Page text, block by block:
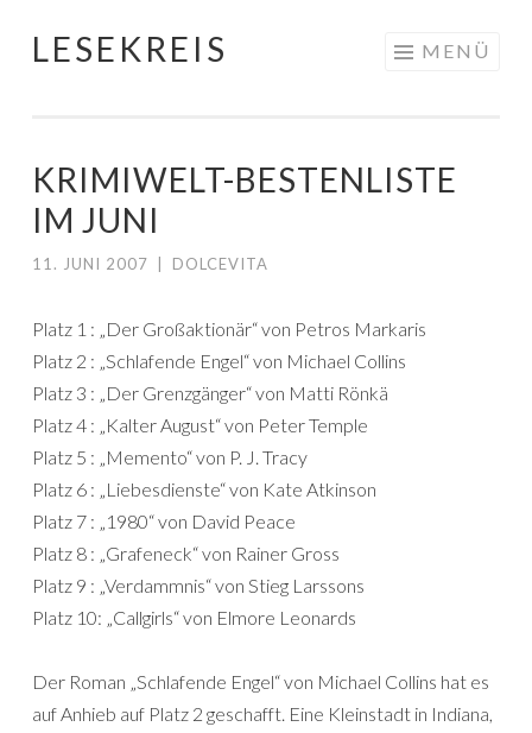
Springe
LESEKREIS MENÜ
KRIMIWELT-BESTENLISTE
IM JUNI
11. JUNI 2007 DOLCEVITA
Platz 1 : „Der Großaktionär“ von Petros Markaris
Platz 2 : „Schlafende Engel“ von Michael Collins
Platz 3 : „Der Grenzgänger“ von Matti Rönkä
Platz 4 : „Kalter August“ von Peter Temple
Platz 5 : „Memento“ von P. J. Tracy
Platz 6 : „Liebesdienste“ von Kate Atkinson
Platz 7 : „1980“ von David Peace
Platz 8 : „Grafeneck“ von Rainer Gross
Platz 9 : „Verdammnis“ von Stieg Larssons
Platz 10: „Callgirls“ von Elmore Leonards
Der Roman „Schlafende Engel“ von Michael Collins hat es
auf Anhieb auf Platz 2 geschafft. Eine Kleinstadt in Indiana,